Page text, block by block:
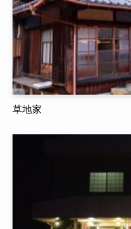
草地家